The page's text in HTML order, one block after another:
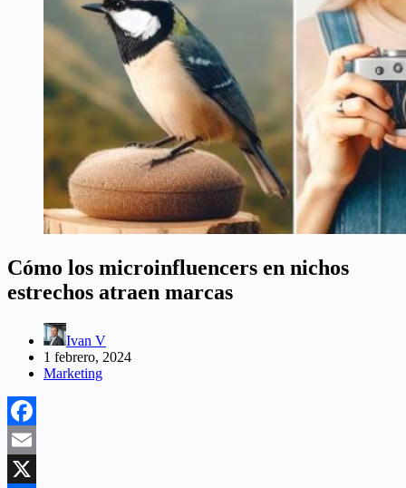
Cómo los microinfluencers en nichos
estrechos atraen marcas
Ivan V
1 febrero, 2024
Marketing
Facebook
Email